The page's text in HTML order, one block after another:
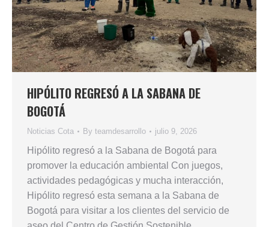
HIPÓLITO REGRESÓ A LA SABANA DE
BOGOTÁ
Noticias Cota By teamdesarrollo julio 9, 2026
Hipólito regresó a la Sabana de Bogotá para
promover la educación ambiental Con juegos,
actividades pedagógicas y mucha interacción,
Hipólito regresó esta semana a la Sabana de
Bogotá para visitar a los clientes del servicio de